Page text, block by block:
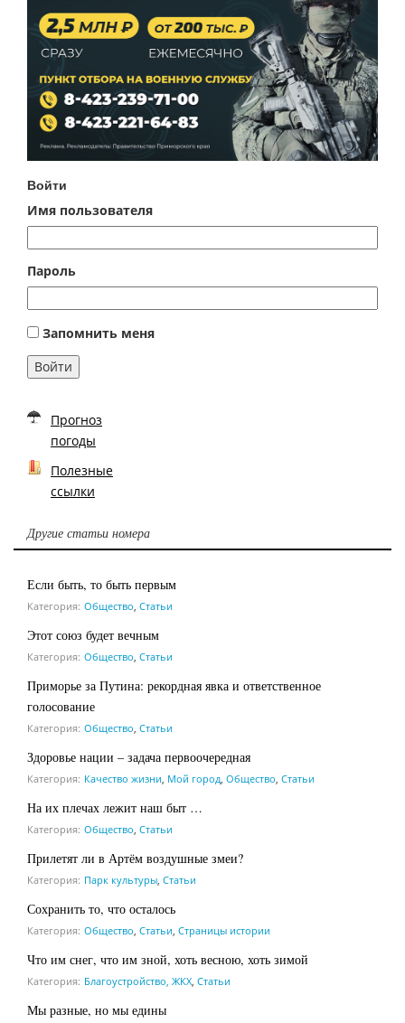
Войти
Имя пользователя
Пароль
Запомнить меня
Войти
Прогноз
погоды
Полезные
ссылки
Другие статьи номера
Если быть, то быть первым
Категория: Общество, Статьи
Этот союз будет вечным
Категория: Общество, Статьи
Приморье за Путина: рекордная явка и ответственное
голосование
Категория: Общество, Статьи
Здоровье нации – задача первоочередная
Категория: Качество жизни, Мой город, Общество, Статьи
На их плечах лежит наш быт …
Категория: Общество, Статьи
Прилетят ли в Артём воздушные змеи?
Категория: Парк культуры, Статьи
Сохранить то, что осталось
Категория: Общество, Статьи, Страницы истории
Что им снег, что им зной, хоть весною, хоть зимой
Категория: Благоустройство, ЖКХ, Статьи
Мы разные, но мы едины